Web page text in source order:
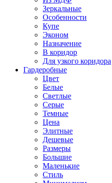
Зеркальные
Особенности
Купе
Эконом
Назначение
В коридор
Для узкого коридора
Гардеробные
Цвет
Белые
Светлые
Серые
Темные
Цена
Элитные
Дешевые
Размеры
Большие
Маленькие
Стиль